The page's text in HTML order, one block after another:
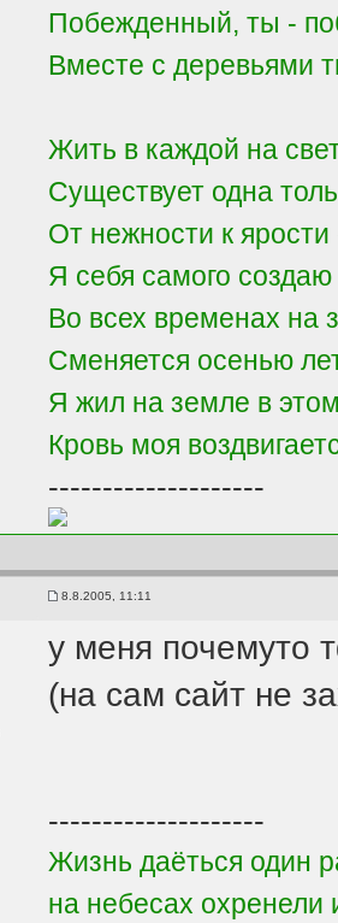
Побежденный, ты -
Вместе с деревьями
Жить в каждой на
Существует одна
От нежности к ярости
Я себя самого
Во всех временах на
Сменяется осенью
Я жил на земле в
Кровь моя
--------------------
8.8.2005, 11:11
у меня почемуто
(на сам сайт не
--------------------
Жизнь даёться один
на небесах охренели